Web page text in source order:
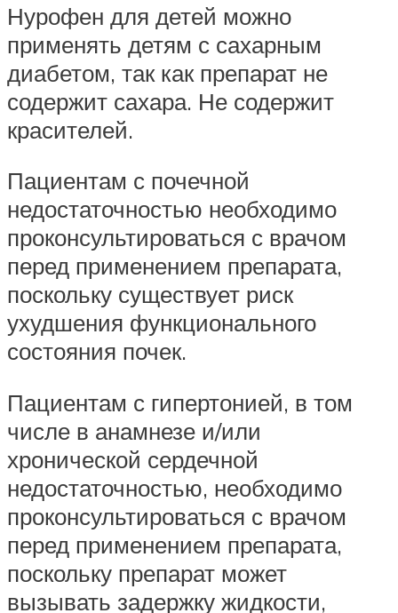
Нурофен для детей можно
применять детям с сахарным
диабетом, так как препарат не
содержит сахара. Не содержит
красителей.
Пациентам с почечной
недостаточностью необходимо
проконсультироваться с врачом
перед применением препарата,
поскольку существует риск
ухудшения функционального
состояния почек.
Пациентам с гипертонией, в том
числе в анамнезе и/или
хронической сердечной
недостаточностью, необходимо
проконсультироваться с врачом
перед применением препарата,
поскольку препарат может
вызывать задержку жидкости,